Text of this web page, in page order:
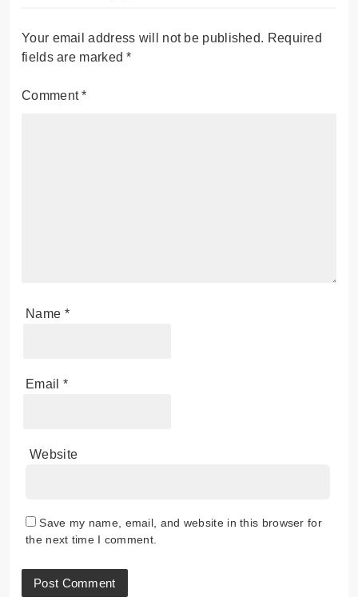
Your email address will not be published. Required
fields are marked*
Comment*
Name *
Email *
Website
Save my name, email, and website in this browser for
the next time I comment.